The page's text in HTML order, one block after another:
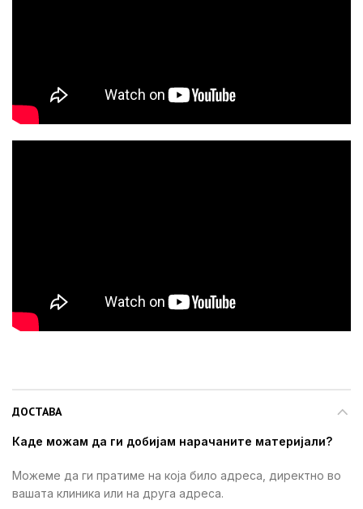
ДОСТАВА
Каде можам да ги добијам нарачаните материјали?
Можеме да ги пратиме на која било адреса, директно во
вашата клиника или на друга адреса.